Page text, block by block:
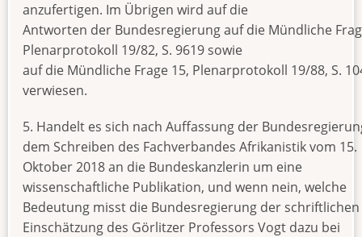
anzufertigen. Im Übrigen wird auf die
Antworten der Bundesregierung auf die Mündliche
Plenarprotokoll 19/82, S. 9619 sowie
auf die Mündliche Frage 15, Plenarprotokoll 19/88, S.
verwiesen.
5. Handelt es sich nach Auffassung der
dem Schreiben des Fachverbandes Afrikanistik vom 15.
Oktober 2018 an die Bundeskanzlerin um eine
wissenschaftliche Publikation, und wenn nein, welche
Bedeutung misst die Bundesregierung der schriftlichen
Einschätzung des Görlitzer Professors Vogt dazu bei